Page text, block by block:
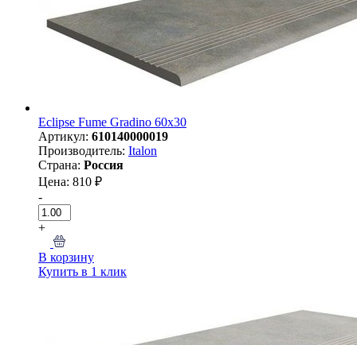
Eclipse Fume Gradino 60x30
Артикул: 610140000019
Производитель: Italon
Страна: Россия
Цена: 810 ₽
-
+
В корзину
Купить в 1 клик